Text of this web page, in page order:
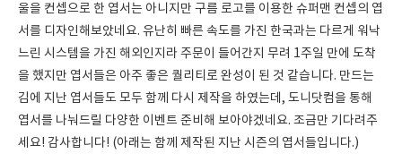
울을 컨셉으로 한 엽서는 아니지만 구름 로고를 이용한 슈퍼맨 컨셉의 엽
서를 디자인해보았네요. 유난히 빠른 속도를 가진 한국과는 다르게 워낙
느린 시스템을 가진 해외인지라 주문이 들어간지 무려 1주일 만에 도착
을 했지만 엽서들은 아주 좋은 퀄리티로 완성이 된 것 같습니다. 만드는
김에 지난 엽서들도 모두 함께 다시 제작을 하였는데, 도니닷컴을 통해
엽서를 나눠드릴 다양한 이벤트 준비해 보아야겠네요. 조금만 기다려주
세요! 감사합니다! (아래는 함께 제작된 지난 시즌의 엽서들입니다.)